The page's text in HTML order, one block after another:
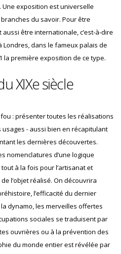
exposition est universelle
du savoir. Pour être
être internationale, c’est-à-dire
Londres, dans le fameux palais de
la première exposition de ce type.
XIXe siècle
fou : présenter toutes les réalisations
- aussi bien en récapitulant
les dernières découvertes.
nomenclatures d’une logique
à la fois pour l’artisanat et
l’objet réalisé. On découvrira
l’efficacité du dernier
dynamo, les merveilles offertes
sociales se traduisent par
ouvrières ou à la prévention des
du monde entier est révélée par